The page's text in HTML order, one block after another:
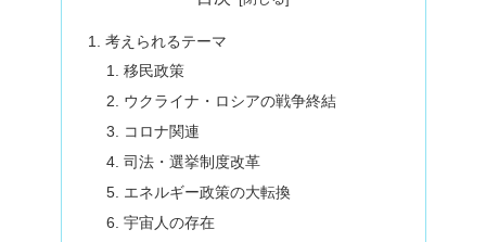
考えられるテーマ
移民政策
ウクライナ・ロシアの戦争終結
コロナ関連
司法・選挙制度改革
エネルギー政策の大転換
宇宙人の存在